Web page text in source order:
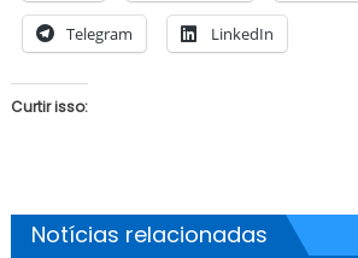
Telegram LinkedIn
Curtir isso:
Notícias relacionadas